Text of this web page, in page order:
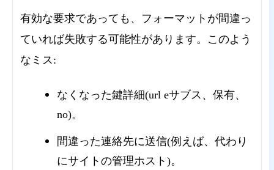
有効な要求であっても、フォーマットが間違っ
ていれば失敗する可能性があります。このよう
なミス:
なくなった鍵詳細(url eサブス、保有、
no)。
間違った連絡先に送信(例えば、代わり
にサイトの管理ホスト)。